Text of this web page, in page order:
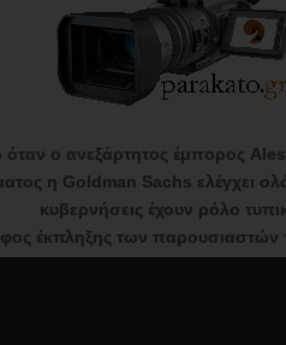
όταν ο ανεξάρτητος έμπορος
η Goldman Sachs ελέγχει
κυβερνήσεις έχουν ρόλο
έκπληξης των παρουσιαστών